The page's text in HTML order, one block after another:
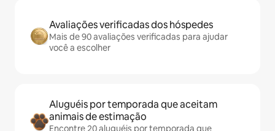
Avaliações verificadas dos hóspedes
Mais de 90 avaliações verificadas para ajudar
você a escolher
Aluguéis por temporada que aceitam
animais de estimação
Encontre 20 aluguéis por temporada que